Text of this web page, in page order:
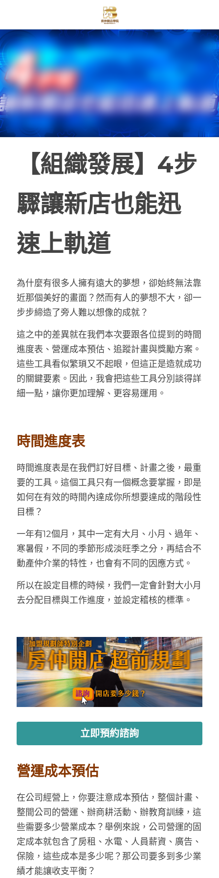
【組織發展】4步
驟讓新店也能迅
速上軌道
為什麼有很多人擁有遠大的夢想，卻始終無法靠
近那個美好的畫面？然而有人的夢想不大，卻一
步步締造了旁人難以想像的成就？
這之中的差異就在我們本次要跟各位提到的時間
進度表、營運成本預估、追蹤計畫與獎勵方案。
這些工具看似繁瑣又不起眼，但這正是造就成功
的關鍵要素。因此，我會把這些工具分別談得詳
細一點，讓你更加理解、更容易運用。
時間進度表
時間進度表是在我們訂好目標、計畫之後，最重
要的工具。這個工具只有一個概念要掌握，即是
如何在有效的時間內達成你所想要達成的階段性
目標？
一年有12個月，其中一定有大月、小月、過年、
寒暑假，不同的季節形成淡旺季之分，再結合不
動產仲介業的特性，也會有不同的因應方式。
所以在設定目標的時候，我們一定會針對大小月
去分配目標與工作進度，並設定稽核的標準。
立即預約諮詢
營運成本預估
在公司經營上，你要注意成本預估，整個計畫、
整間公司的營運、辦商耕活動、辦教育訓練，這
些需要多少營業成本？舉例來說，公司營運的固
定成本就包含了房租、水電、人員薪資、廣告、
保險，這些成本是多少呢？那公司要多到多少業
績才能讓收支平衡？